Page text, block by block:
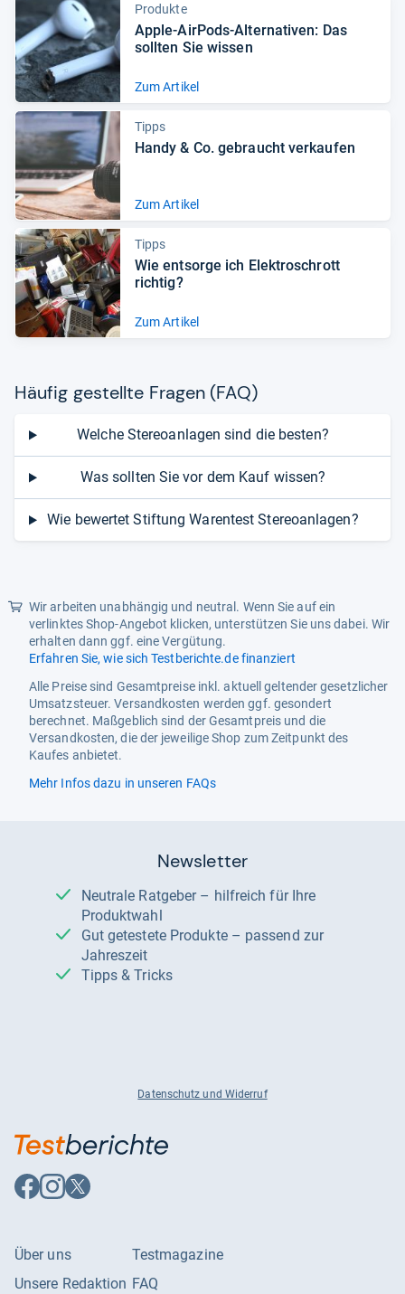
Produkte
Apple-​Air­Pods-​Alter­na­ti­ven: Das
soll­ten Sie wis­sen
Zum Artikel
Tipps
Handy & Co. gebraucht ver­kau­fen
Zum Artikel
Tipps
Wie ent­sorge ich Elek­troschrott
rich­tig?
Zum Artikel
Häu­fig gestellte Fra­gen (FAQ)
Welche Stereoanlagen sind die besten?
Was sollten Sie vor dem Kauf wissen?
Wie bewertet Stiftung Warentest Stereoanlagen?
Wir arbeiten unabhängig und neutral. Wenn Sie auf ein
verlinktes Shop-Angebot klicken, unterstützen Sie uns dabei. Wir
erhalten dann ggf. eine Vergütung.
Erfahren Sie, wie sich Testberichte.de finanziert
Alle Preise sind Gesamtpreise inkl. aktuell geltender gesetzlicher
Umsatzsteuer. Versandkosten werden ggf. gesondert
berechnet. Maßgeblich sind der Gesamtpreis und die
Versandkosten, die der jeweilige Shop zum Zeitpunkt des
Kaufes anbietet.
Mehr Infos dazu in unseren FAQs
Newsletter
Neutrale Ratgeber – hilfreich für Ihre
Produktwahl
Gut getestete Produkte – passend zur
Jahreszeit
Tipps & Tricks
Datenschutz und Widerruf
Auf
Facebook
Auf
Instagram
Auf
X
Über uns
Unsere Redaktion
Testmagazine
FAQ